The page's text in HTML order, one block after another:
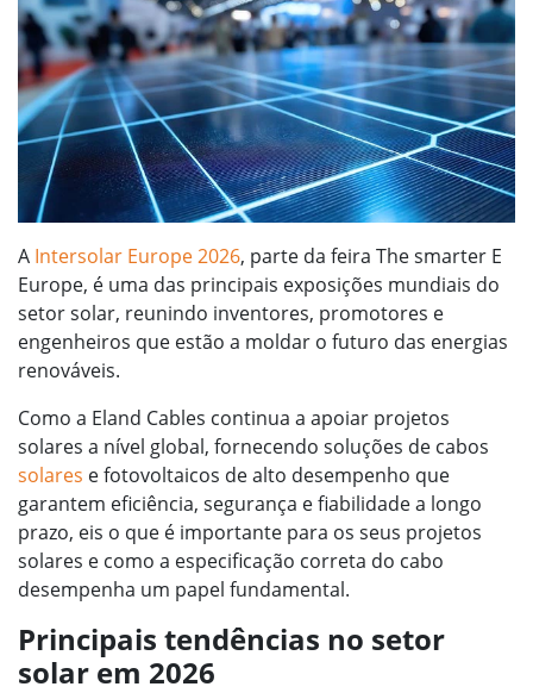
A Intersolar Europe 2026, parte da feira The smarter E
Europe, é uma das principais exposições mundiais do
setor solar, reunindo inventores, promotores e
engenheiros que estão a moldar o futuro das energias
renováveis.
Como a Eland Cables continua a apoiar projetos
solares a nível global, fornecendo soluções de cabos
solares e fotovoltaicos de alto desempenho que
garantem eficiência, segurança e fiabilidade a longo
prazo, eis o que é importante para os seus projetos
solares e como a especificação correta do cabo
desempenha um papel fundamental.
Principais tendências no setor
solar em 2026